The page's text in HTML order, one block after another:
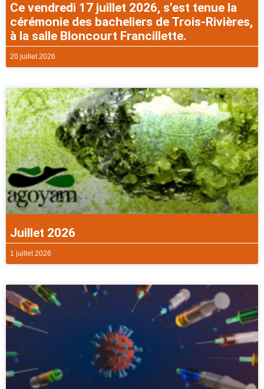
Ce vendredi 17 juillet 2026, s’est tenue la
cérémonie des bacheliers de Trois-Rivières,
à la salle Bloncourt Francillette.
20 juillet 2026
Juillet 2026
1 juillet 2026